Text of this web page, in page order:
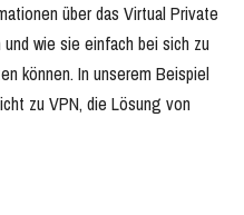
über das Virtual Private
wie sie einfach bei sich zu
können. In unserem Beispiel
zu VPN, die Lösung von